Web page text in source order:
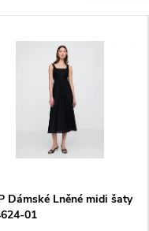
Dámské Lněné midi šaty
01